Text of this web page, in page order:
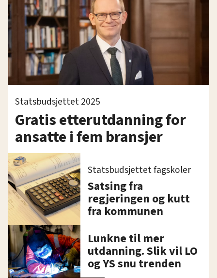
Statsbudsjettet 2025
Gratis etterutdanning for
ansatte i fem bransjer
Statsbudsjettet fagskoler
Satsing fra
regjeringen og kutt
fra kommunen
Lunkne til mer
utdanning. Slik vil LO
og YS snu trenden